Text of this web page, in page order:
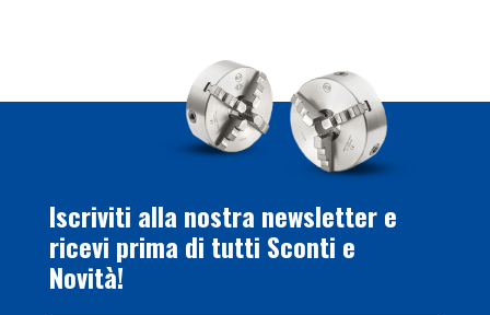
Iscriviti alla nostra newsletter e
ricevi prima di tutti Sconti e
Novità!